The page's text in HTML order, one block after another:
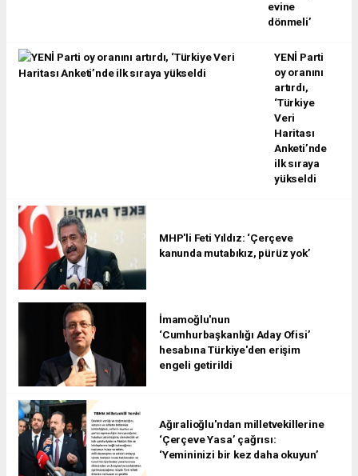
evine
dönmeli’
YENİ Parti
oy oranını
artırdı,
‘Türkiye
Veri
Haritası
Anketi’nde
ilk sıraya
yükseldi
MHP'li Feti Yıldız: ‘Çerçeve
kanunda mutabıkız, pürüz yok’
İmamoğlu'nun
‘Cumhurbaşkanlığı Aday Ofisi’
hesabına Türkiye'den erişim
engeli getirildi
Ağıralioğlu'ndan milletvekillerine
‘Çerçeve Yasa’ çağrısı:
‘Yemininizi bir kez daha okuyun’